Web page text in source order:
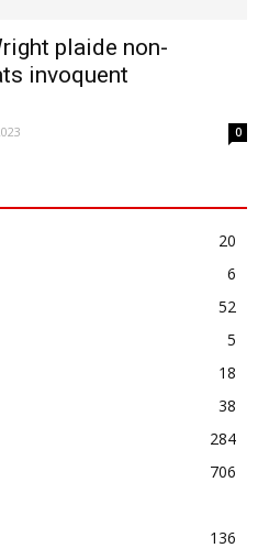
plaide non-
invoquent
0
20
6
52
5
18
38
284
706
136